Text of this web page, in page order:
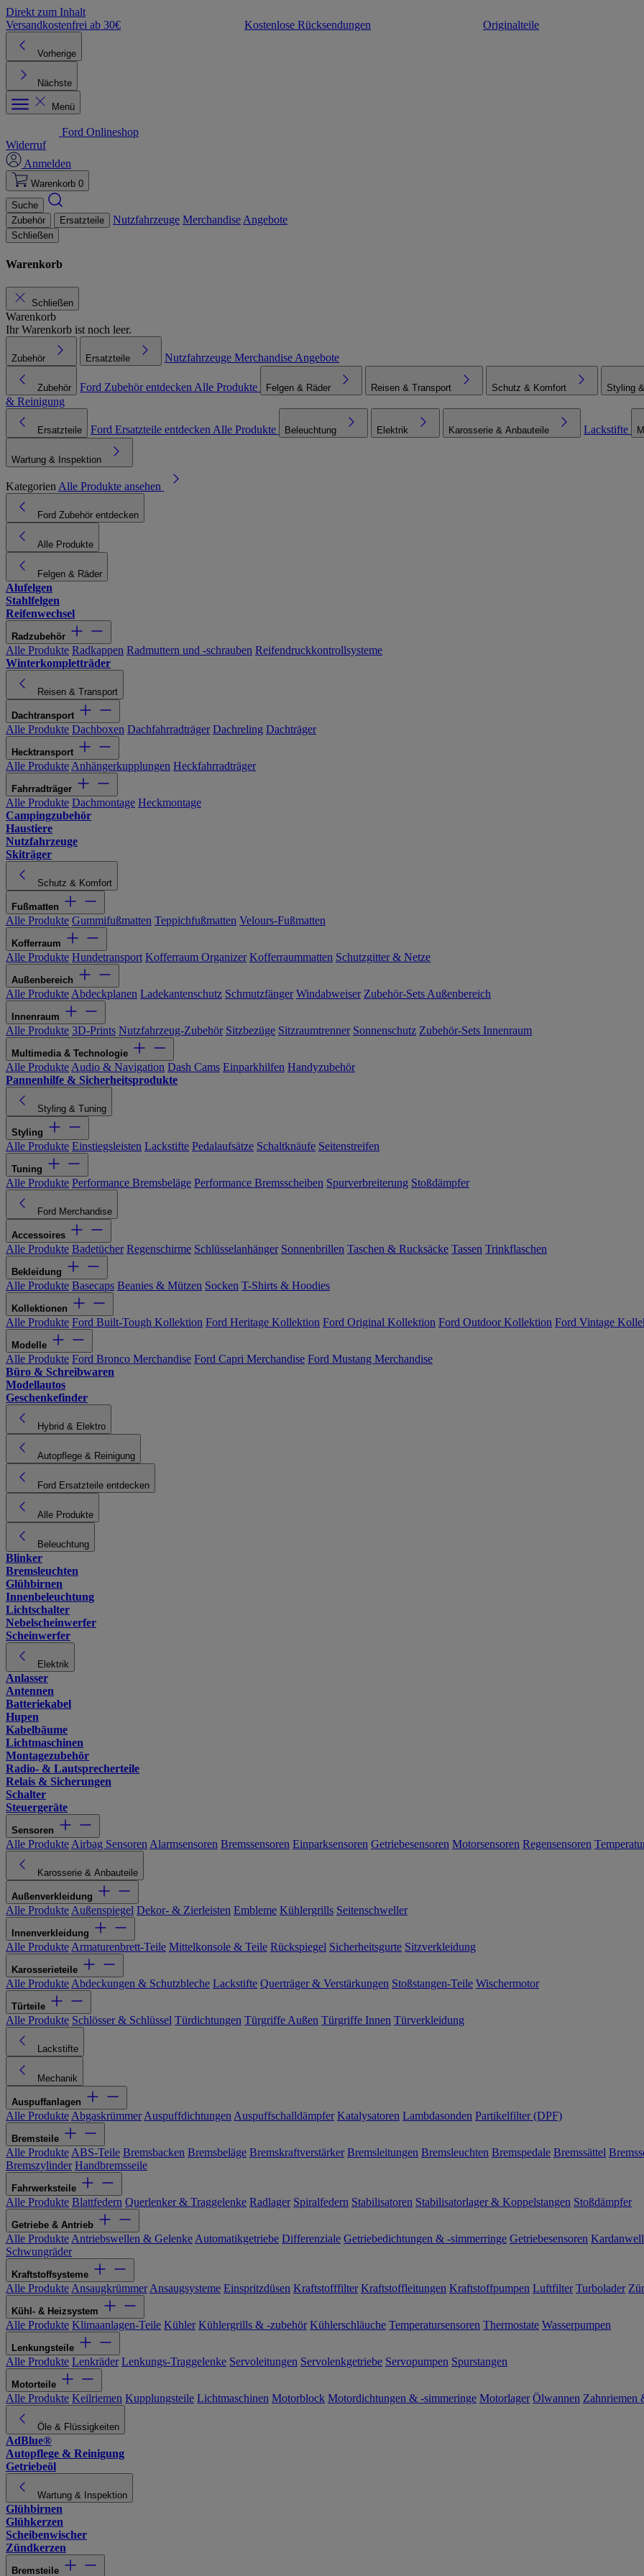
Direkt zum Inhalt
Versandkostenfrei ab 30€
Kostenlose Rücksendungen Originalteile
Vorherige
Nächste
Menü
Ford Onlineshop
Widerruf
Anmelden
Warenkorb 0
Suche
Zubehör
Ersatzteile Nutzfahrzeuge Merchandise Angebote
Schließen
Warenkorb
Schließen
Warenkorb
Ihr Warenkorb ist noch leer.
Zubehör Ersatzteile Nutzfahrzeuge Merchandise Angebote
Zubehör Ford Zubehör entdecken Alle Produkte Felgen & Räder Reisen & Transport Schutz & Komfort Styling
& Reinigung
Ersatzteile Ford Ersatzteile entdecken Alle Produkte Beleuchtung Elektrik Karosserie & Anbauteile Lackstifte
Wartung & Inspektion
Kategorien Alle Produkte ansehen
Ford Zubehör entdecken
Alle Produkte
Felgen & Räder
Alufelgen
Stahlfelgen
Reifenwechsel
Radzubehör
Alle Produkte Radkappen Radmuttern und -schrauben Reifendruckkontrollsysteme
Winterkompletträder
Reisen & Transport
Dachtransport
Alle Produkte Dachboxen Dachfahrradträger Dachreling Dachträger
Hecktransport
Alle Produkte Anhängerkupplungen Heckfahrradträger
Fahrradträger
Alle Produkte Dachmontage Heckmontage
Campingzubehör
Haustiere
Nutzfahrzeuge
Skiträger
Schutz & Komfort
Fußmatten
Alle Produkte Gummifußmatten Teppichfußmatten Velours-Fußmatten
Kofferraum
Alle Produkte Hundetransport Kofferraum Organizer Kofferraummatten Schutzgitter & Netze
Außenbereich
Alle Produkte Abdeckplanen Ladekantenschutz Schmutzfänger Windabweiser Zubehör-Sets Außenbereich
Innenraum
Alle Produkte 3D-Prints Nutzfahrzeug-Zubehör Sitzbezüge Sitzraumtrenner Sonnenschutz Zubehör-Sets Innenraum
Multimedia & Technologie
Alle Produkte Audio & Navigation Dash Cams Einparkhilfen Handyzubehör
Pannenhilfe & Sicherheitsprodukte
Styling & Tuning
Styling
Alle Produkte Einstiegsleisten Lackstifte Pedalaufsätze Schaltknäufe Seitenstreifen
Tuning
Alle Produkte Performance Bremsbeläge Performance Bremsscheiben Spurverbreiterung Stoßdämpfer
Ford Merchandise
Accessoires
Alle Produkte Badetücher Regenschirme Schlüsselanhänger Sonnenbrillen Taschen & Rucksäcke Tassen Trinkflaschen
Bekleidung
Alle Produkte Basecaps Beanies & Mützen Socken T-Shirts & Hoodies
Kollektionen
Alle Produkte Ford Built-Tough Kollektion Ford Heritage Kollektion Ford Original Kollektion Ford Outdoor Kollektion Ford Vintage
Modelle
Alle Produkte Ford Bronco Merchandise Ford Capri Merchandise Ford Mustang Merchandise
Büro & Schreibwaren
Modellautos
Geschenkefinder
Hybrid & Elektro
Autopflege & Reinigung
Ford Ersatzteile entdecken
Alle Produkte
Beleuchtung
Blinker
Bremsleuchten
Glühbirnen
Innenbeleuchtung
Lichtschalter
Nebelscheinwerfer
Scheinwerfer
Elektrik
Anlasser
Antennen
Batteriekabel
Hupen
Kabelbäume
Lichtmaschinen
Montagezubehör
Radio- & Lautsprecherteile
Relais & Sicherungen
Schalter
Steuergeräte
Sensoren
Alle Produkte Airbag Sensoren Alarmsensoren Bremssensoren Einparksensoren Getriebesensoren Motorsensoren Regensensoren
Karosserie & Anbauteile
Außenverkleidung
Alle Produkte Außenspiegel Dekor- & Zierleisten Embleme Kühlergrills Seitenschweller
Innenverkleidung
Alle Produkte Armaturenbrett-Teile Mittelkonsole & Teile Rückspiegel Sicherheitsgurte Sitzverkleidung
Karosserieteile
Alle Produkte Abdeckungen & Schutzbleche Lackstifte Querträger & Verstärkungen Stoßstangen-Teile Wischermotor
Türteile
Alle Produkte Schlösser & Schlüssel Türdichtungen Türgriffe Außen Türgriffe Innen Türverkleidung
Lackstifte
Mechanik
Auspuffanlagen
Alle Produkte Abgaskrümmer Auspuffdichtungen Auspuffschalldämpfer Katalysatoren Lambdasonden Partikelfilter (DPF)
Bremsteile
Alle Produkte ABS-Teile Bremsbacken Bremsbeläge Bremskraftverstärker Bremsleitungen Bremsleuchten Bremspedale Bremssättel
Bremszylinder Handbremsseile
Fahrwerksteile
Alle Produkte Blattfedern Querlenker & Traggelenke Radlager Spiralfedern Stabilisatoren Stabilisatorlager & Koppelstangen Stoßdämpfer
Getriebe & Antrieb
Alle Produkte Antriebswellen & Gelenke Automatikgetriebe Differenziale Getriebedichtungen & -simmerringe Getriebesensoren
Schwungräder
Kraftstoffsysteme
Alle Produkte Ansaugkrümmer Ansaugsysteme Einspritzdüsen Kraftstofffilter Kraftstoffleitungen Kraftstoffpumpen Luftfilter Turbolader
Kühl- & Heizsystem
Alle Produkte Klimaanlagen-Teile Kühler Kühlergrills & -zubehör Kühlerschläuche Temperatursensoren Thermostate Wasserpumpen
Lenkungsteile
Alle Produkte Lenkräder Lenkungs-Traggelenke Servoleitungen Servolenkgetriebe Servopumpen Spurstangen
Motorteile
Alle Produkte Keilriemen Kupplungsteile Lichtmaschinen Motorblock Motordichtungen & -simmeringe Motorlager Ölwannen Zahnriemen
Öle & Flüssigkeiten
AdBlue®
Autopflege & Reinigung
Getriebeöl
Wartung & Inspektion
Glühbirnen
Glühkerzen
Scheibenwischer
Zündkerzen
Bremsteile